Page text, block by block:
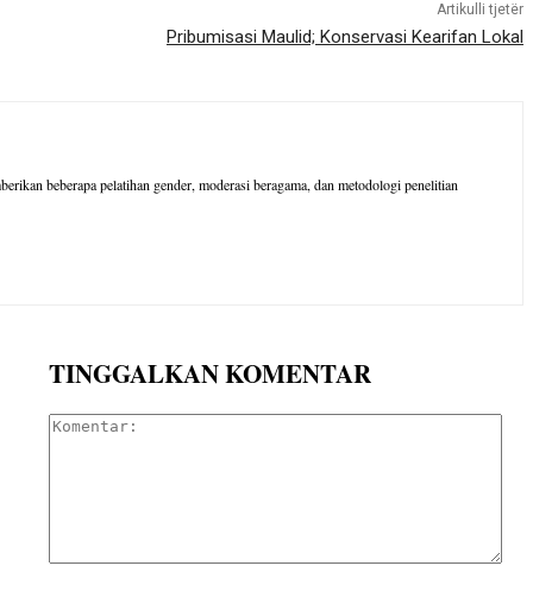
Artikulli tjetër
Pribumisasi Maulid; Konservasi Kearifan Lokal
beberapa pelatihan gender, moderasi beragama, dan metodologi penelitian
TINGGALKAN KOMENTAR